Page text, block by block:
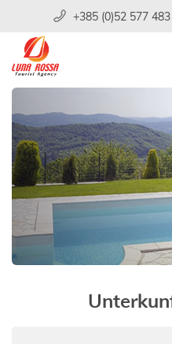
+385 (0)52 577 483